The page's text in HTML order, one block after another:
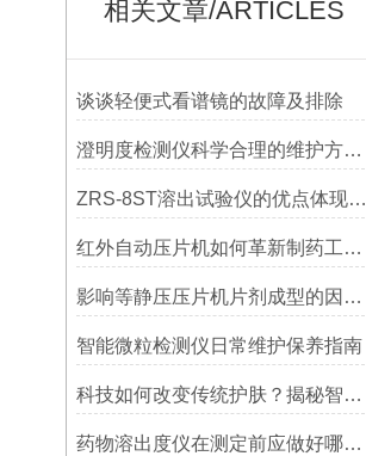
相关文章/ARTICLES
谈谈轻便式看谱镜的故障及排除
澄明度检测仪科学合理的维护方法介绍
ZRS-8ST溶出试验仪的优点体现在哪些方面？
红外自动压片机如何革新制药工艺？
影响等静压压片机片剂成型的因素有哪些？
智能微粒检测仪日常维护保养指南​
科技如何改变传统护肤？揭秘智能透皮扩散仪
药物溶出度仪在测定前应做好哪些调试准备工作？